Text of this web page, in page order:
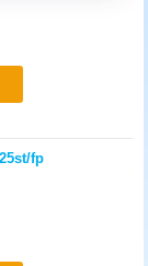
kopiera om hela
fp